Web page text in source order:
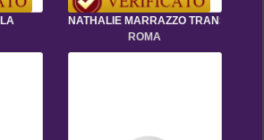
NATHALIE MARRAZZO TRANS
ROMA